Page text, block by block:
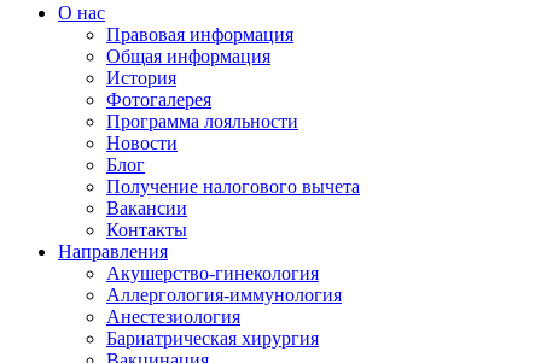
О нас
Правовая информация
Общая информация
История
Фотогалерея
Программа лояльности
Новости
Блог
Получение налогового вычета
Вакансии
Контакты
Направления
Акушерство-гинекология
Аллергология-иммунология
Анестезиология
Бариатрическая хирургия